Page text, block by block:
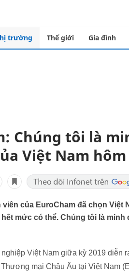
trường Thế giới Gia đình
Chúng tôi là
Việt Nam
viên của EuroCham đã chọn
mức có thể. Chúng tôi là
Việt Nam giữa kỳ 2019 diễn
mại Châu Âu tại Việt Nam